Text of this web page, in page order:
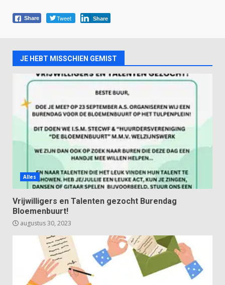
Share Tweet Share
JE HEBT MISSCHIEN GEMIST
Alles
Vrijwilligers en Talenten gezocht Burendag
Bloemenbuurt!
augustus 30, 2023